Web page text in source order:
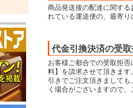
商品発送後の配達に関す
れている運送便の、最寄
代金引換決済の受
お客様ご都合での受取拒
料】を請求させて頂きま
引きでご注文頂きまして
く場合がございますので